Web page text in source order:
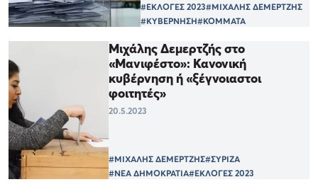
#ΕΚΛΟΓΕΣ 2023#ΜΙΧΑΛΗΣ ΔΕΜΕΡΤΖΗΣ
#ΚΥΒΕΡΝΗΣΗ#ΚΟΜΜΑΤΑ
Μιχάλης Δεμερτζής στο
«Μανιφέστο»: Κανονική
κυβέρνηση ή «ξέγνοιαστοι
φοιτητές»
20.5.2023
#ΜΙΧΑΛΗΣ ΔΕΜΕΡΤΖΗΣ#ΣΥΡΙΖΑ
#ΝΕΑ ΔΗΜΟΚΡΑΤΙΑ#ΕΚΛΟΓΕΣ 2023